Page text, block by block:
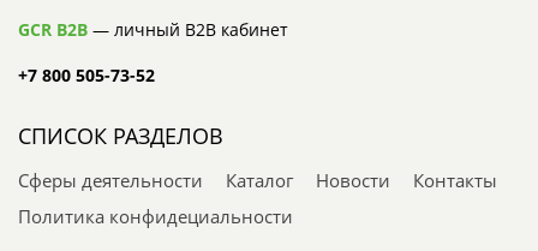
GCR B2B — личный B2B кабинет
+7 800 505-73-52
СПИСОК РАЗДЕЛОВ
Сферы деятельности Каталог Новости
Контакты
Политика конфидециальности